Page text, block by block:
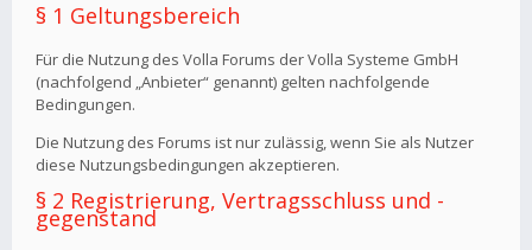
§ 1 Geltungsbereich
Für die Nutzung des Volla Forums der Volla Systeme GmbH
(nachfolgend „Anbieter“ genannt) gelten nachfolgende
Bedingungen.
Die Nutzung des Forums ist nur zulässig, wenn Sie als Nutzer
diese Nutzungsbedingungen akzeptieren.
§ 2 Registrierung, Vertragsschluss und -
gegenstand